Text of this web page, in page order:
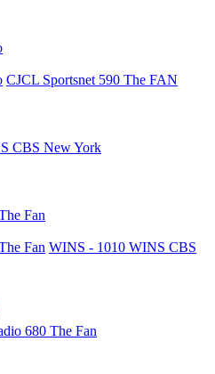
CJCL Sportsnet 590 The FAN
CBS New York
Fan
Fan WINS - 1010 WINS CBS
680 The Fan